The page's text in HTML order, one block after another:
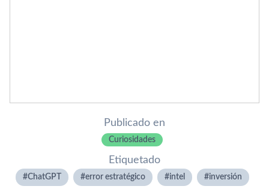
Publicado en
Curiosidades
Etiquetado
ChatGPT error estratégico intel inversión